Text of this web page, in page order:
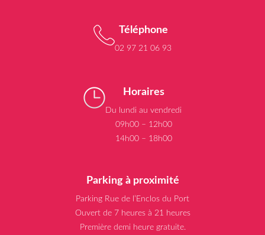
Téléphone
02 97 21 06 93
Horaires
Du lundi au vendredi
09h00 – 12h00
14h00 – 18h00
Parking à proximité
Parking Rue de l’Enclos du Port
Ouvert de 7 heures à 21 heures
Première demi heure gratuite.